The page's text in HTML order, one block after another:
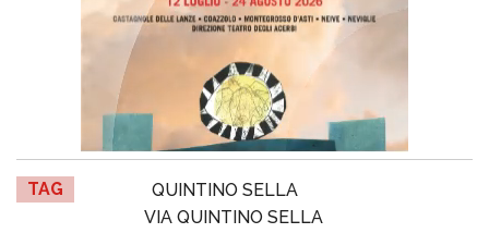
TAG
QUINTINO SELLA
VIA QUINTINO SELLA